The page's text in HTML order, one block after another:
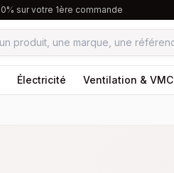
sur votre 1ère commande
Électricité Ventilation & VMC